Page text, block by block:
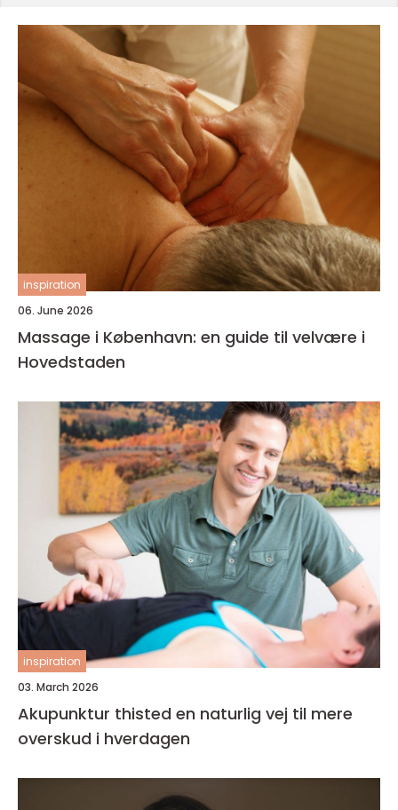
inspiration
06. June 2026
Massage i København: en guide til velvære i
Hovedstaden
inspiration
03. March 2026
Akupunktur thisted en naturlig vej til mere
overskud i hverdagen